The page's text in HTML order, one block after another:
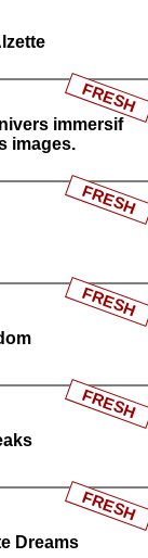
immersif
images.
FRESH
FRESH
FRESH
FRESH
Dreams
FRESH